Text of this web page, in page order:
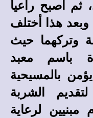
ثم أصبح راعيا
وبعد هذا أختلف
وتركهما حيث
باسم معبد
بالمسيحية
الشربة
مبنيين لرعاية